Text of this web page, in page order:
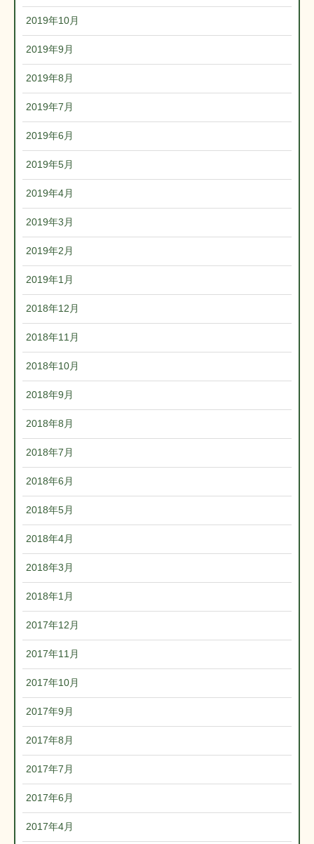
2019年10月
2019年9月
2019年8月
2019年7月
2019年6月
2019年5月
2019年4月
2019年3月
2019年2月
2019年1月
2018年12月
2018年11月
2018年10月
2018年9月
2018年8月
2018年7月
2018年6月
2018年5月
2018年4月
2018年3月
2018年1月
2017年12月
2017年11月
2017年10月
2017年9月
2017年8月
2017年7月
2017年6月
2017年4月